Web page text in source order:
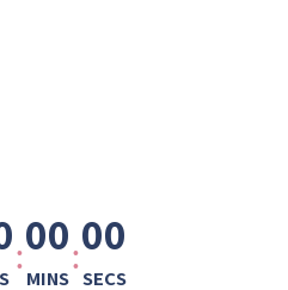
:00
MINS
:00
SECS